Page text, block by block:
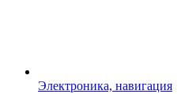
Электроника, навигация